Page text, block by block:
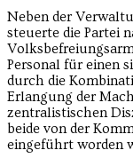
Neben der
steuerte die Partei
Personal für einen
durch die
Erlangung der
zentralistischen
beide von der
eingeführt worden